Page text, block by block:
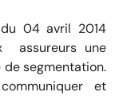
04 avril 2014
assureurs une
segmentation.
et